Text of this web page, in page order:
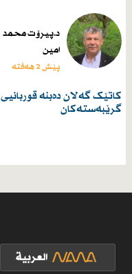
د.پیرۆت محمد
امین
پێش 2 هەفتە
کاتێک گەلان دەبنە قوربانیی
گرێبەستەکان